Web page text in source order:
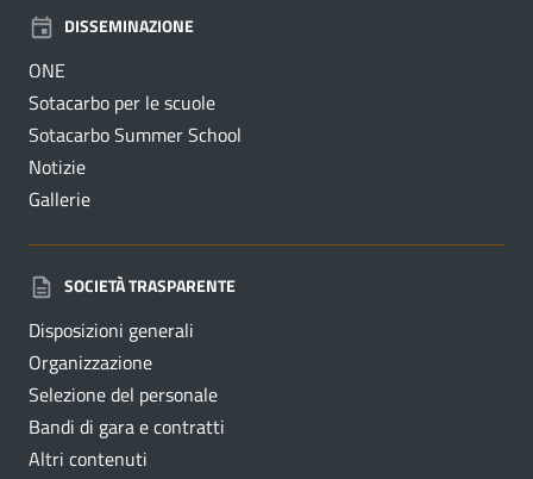
DISSEMINAZIONE
ONE
Sotacarbo per le scuole
Sotacarbo Summer School
Notizie
Gallerie
SOCIETÀ TRASPARENTE
Disposizioni generali
Organizzazione
Selezione del personale
Bandi di gara e contratti
Altri contenuti